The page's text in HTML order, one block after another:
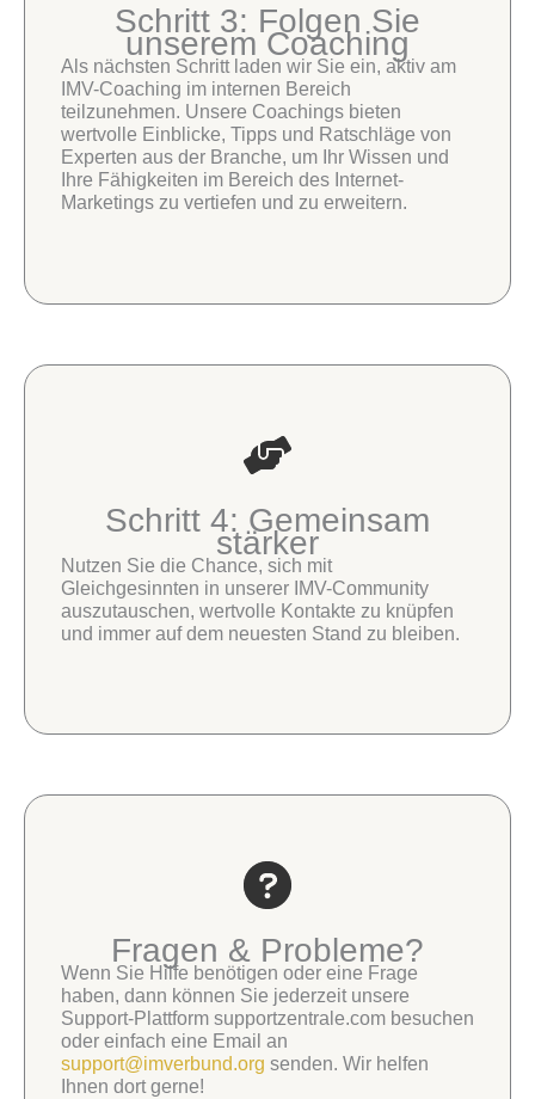
Schritt 3: Folgen Sie
unserem Coaching
Als nächsten Schritt laden wir Sie ein, aktiv am
IMV-Coaching im internen Bereich
teilzunehmen. Unsere Coachings bieten
wertvolle Einblicke, Tipps und Ratschläge von
Experten aus der Branche, um Ihr Wissen und
Ihre Fähigkeiten im Bereich des Internet-
Marketings zu vertiefen und zu erweitern.
Schritt 4: Gemeinsam
stärker
Nutzen Sie die Chance, sich mit
Gleichgesinnten in unserer IMV-Community
auszutauschen, wertvolle Kontakte zu knüpfen
und immer auf dem neuesten Stand zu bleiben.
Fragen & Probleme?
Wenn Sie Hilfe benötigen oder eine Frage
haben, dann können Sie jederzeit unsere
Support-Plattform supportzentrale.com besuchen
oder einfach eine Email an
support@imverbund.org senden. Wir helfen
Ihnen dort gerne!